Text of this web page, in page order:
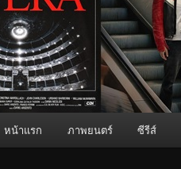
หน้าแรก ภาพยนตร์ ซีรีส์